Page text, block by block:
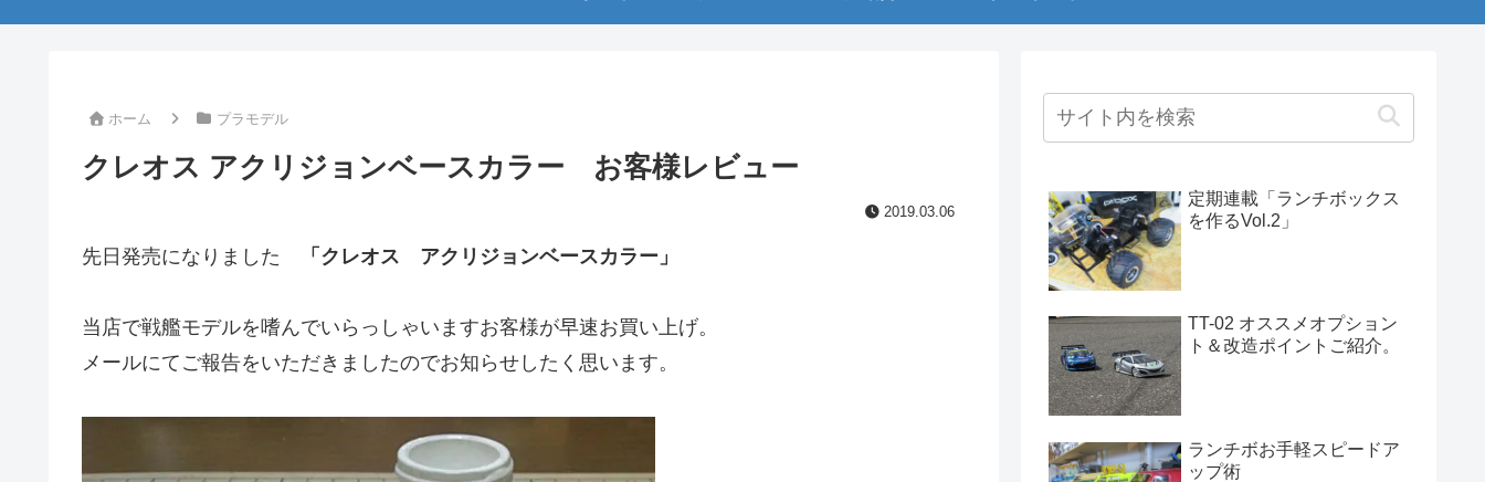
ホーム プラモデル
クレオス アクリジョンベースカラー お客様レビュー
2019.03.06
先日発売になりました 「クレオス アクリジョンベースカラー」
当店で戦艦モデルを嗜んでいらっしゃいますお客様が早速お買い上げ。
メールにてご報告をいただきましたのでお知らせしたく思います。
定期連載「ランチボックス
を作るVol.2」
TT-02 オススメオプション
ト＆改造ポイントご紹介。
ランチボお手軽スピードア
ップ術